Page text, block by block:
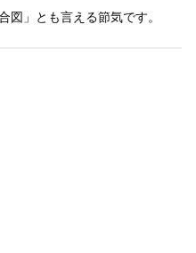
図」とも言える節気です。